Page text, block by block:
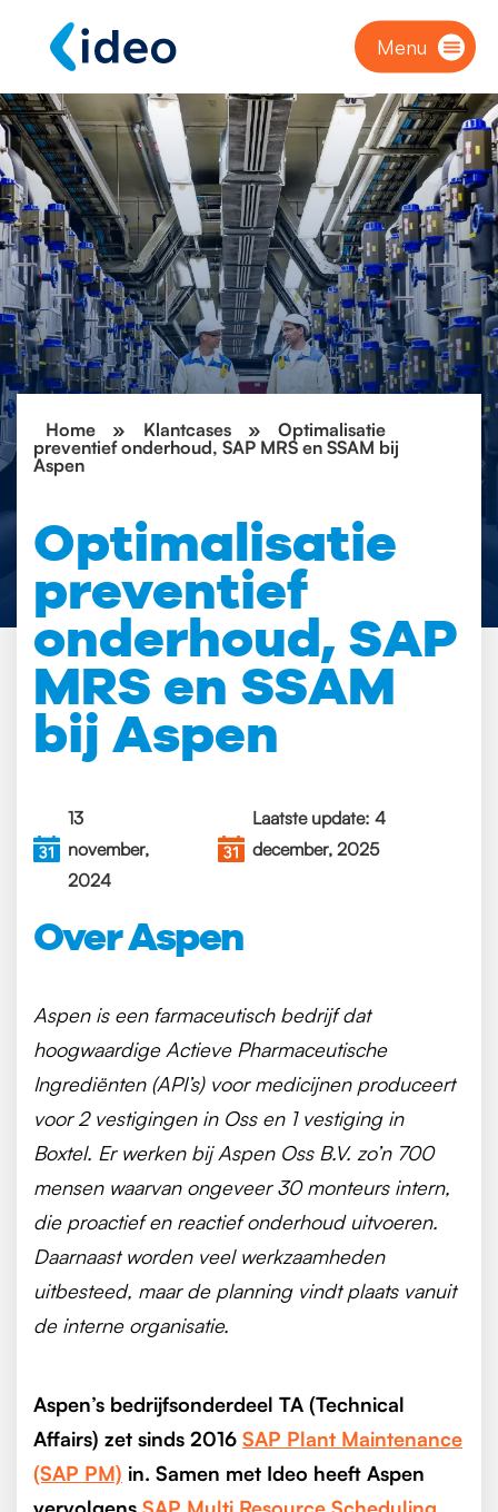
Menu
Home » Klantcases »
Optimalisatie
preventief onderhoud, SAP MRS en SSAM bij
Aspen
Optimalisatie
preventief
onderhoud, SAP
MRS en SSAM
bij Aspen
13
november,
2024
Laatste update: 4
december, 2025
Over Aspen
Aspen is een farmaceutisch bedrijf dat
hoogwaardige Actieve Pharmaceutische
Ingrediënten (API’s) voor medicijnen produceert
voor 2 vestigingen in Oss en 1 vestiging in
Boxtel. Er werken bij Aspen Oss B.V. zo’n 700
mensen waarvan ongeveer 30 monteurs intern,
die proactief en reactief onderhoud uitvoeren.
Daarnaast worden veel werkzaamheden
uitbesteed, maar de planning vindt plaats vanuit
de interne organisatie.
Aspen’s bedrijfsonderdeel TA (Technical
Affairs) zet sinds 2016 SAP Plant Maintenance
(SAP PM) in. Samen met Ideo heeft Aspen